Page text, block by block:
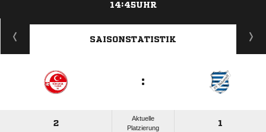
14:45UHR
ANZEIGE
SAISONSTATISTIK
:
2
Aktuelle
Platzierung
1